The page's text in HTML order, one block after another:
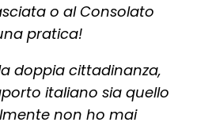
o al Consolato
pratica!
doppia cittadinanza,
italiano sia quello
non ho mai